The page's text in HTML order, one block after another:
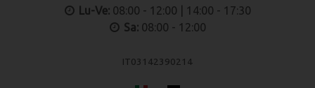
Lu-Ve:08:00 - 12:00 | 14:00 - 17:30
Sa:08:00 - 12:00
IT03142390214